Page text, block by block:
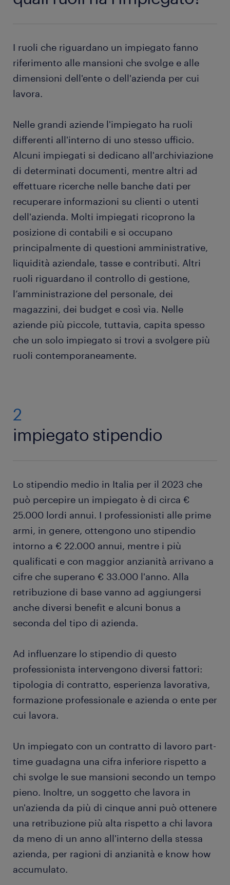
I ruoli che riguardano un impiegato fanno
riferimento alle mansioni che svolge e alle
dimensioni dell'ente o dell'azienda per cui
lavora.
Nelle grandi aziende l'impiegato ha ruoli
differenti all'interno di uno stesso ufficio.
Alcuni impiegati si dedicano all'archiviazione
di determinati documenti, mentre altri ad
effettuare ricerche nelle banche dati per
recuperare informazioni su clienti o utenti
dell'azienda. Molti impiegati ricoprono la
posizione di contabili e si occupano
principalmente di questioni amministrative,
liquidità aziendale, tasse e contributi. Altri
ruoli riguardano il controllo di gestione,
l’amministrazione del personale, dei
magazzini, dei budget e così via. Nelle
aziende più piccole, tuttavia, capita spesso
che un solo impiegato si trovi a svolgere più
ruoli contemporaneamente.
2
impiegato stipendio
Lo stipendio medio in Italia per il 2023 che
può percepire un impiegato è di circa €
25.000 lordi annui. I professionisti alle prime
armi, in genere, ottengono uno stipendio
intorno a € 22.000 annui, mentre i più
qualificati e con maggior anzianità arrivano a
cifre che superano € 33.000 l'anno. Alla
retribuzione di base vanno ad aggiungersi
anche diversi benefit e alcuni bonus a
seconda del tipo di azienda.
Ad influenzare lo stipendio di questo
professionista intervengono diversi fattori:
tipologia di contratto, esperienza lavorativa,
formazione professionale e azienda o ente per
cui lavora.
Un impiegato con un contratto di lavoro part-
time guadagna una cifra inferiore rispetto a
chi svolge le sue mansioni secondo un tempo
pieno. Inoltre, un soggetto che lavora in
un'azienda da più di cinque anni può ottenere
una retribuzione più alta rispetto a chi lavora
da meno di un anno all'interno della stessa
azienda, per ragioni di anzianità e know how
accumulato.